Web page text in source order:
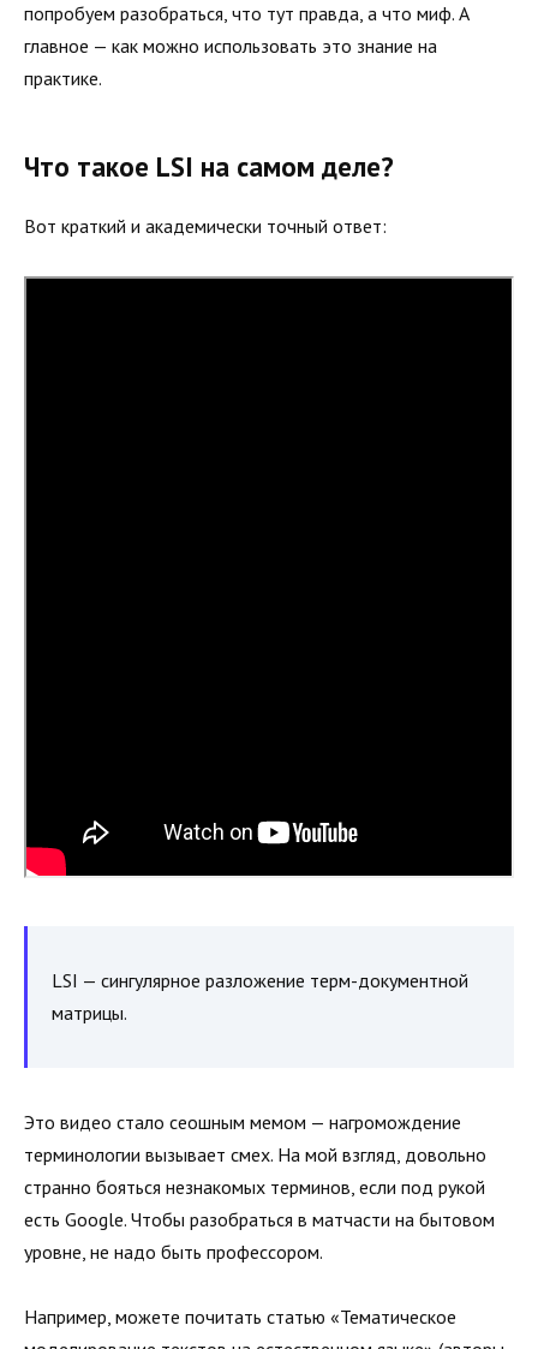
попробуем разобраться, что тут правда, а что миф. А
главное — как можно использовать это знание на
практике.
Что такое LSI на самом деле?
Вот краткий и академически точный ответ:
LSI — сингулярное разложение терм-документной
матрицы.
Это видео стало сеошным мемом — нагромождение
терминологии вызывает смех. На мой взгляд, довольно
странно бояться незнакомых терминов, если под рукой
есть Google. Чтобы разобраться в матчасти на бытовом
уровне, не надо быть профессором.
Например, можете почитать статью «Тематическое